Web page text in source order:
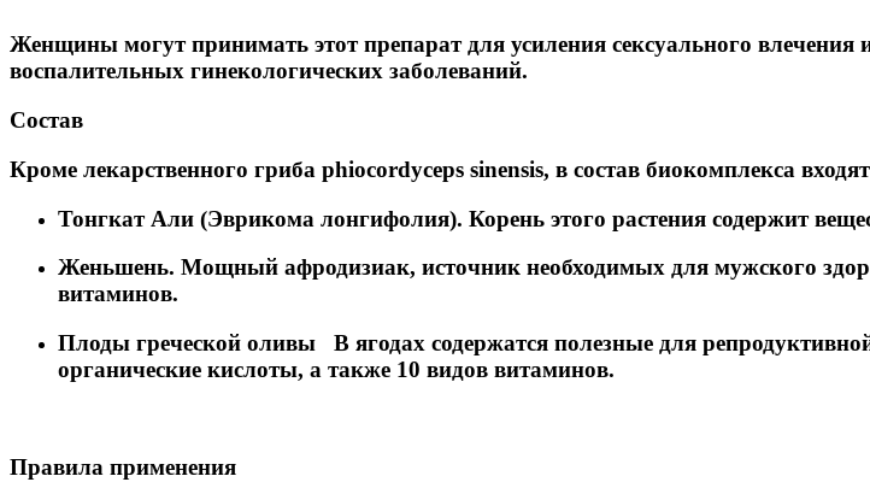
Женщины могут принимать этот препарат для усиления сексуального
воспалительных гинекологических заболеваний.
Состав
Кроме лекарственного гриба phiocordyceps sinensis, в состав биокомплекса
Тонгкат Али (Эврикома лонгифолия). Корень этого растения содержит
Женьшень. Мощный афродизиак, источник необходимых для мужского
витаминов.
Плоды греческой оливы В ягодах содержатся полезные для
органические кислоты, а также 10 видов витаминов.
Правила применения